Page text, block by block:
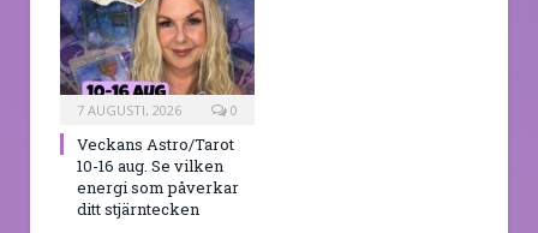
7 AUGUSTI, 2026 0
Veckans Astro/Tarot
10-16 aug. Se vilken
energi som påverkar
ditt stjärntecken